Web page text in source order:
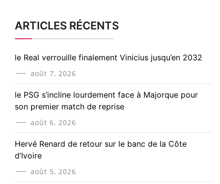
ARTICLES RÉCENTS
le Real verrouille finalement Vinicius jusqu’en 2032
août 7, 2026
le PSG s’incline lourdement face à Majorque pour
son premier match de reprise
août 6, 2026
Hervé Renard de retour sur le banc de la Côte
d’Ivoire
août 5, 2026